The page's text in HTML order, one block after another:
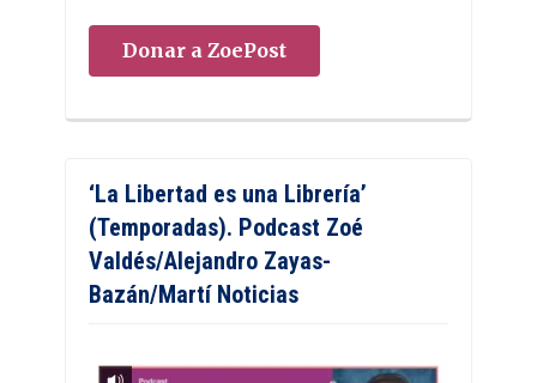
Donar a ZoePost
‘La Libertad es una Librería’
(Temporadas). Podcast Zoé
Valdés/Alejandro Zayas-
Bazán/Martí Noticias